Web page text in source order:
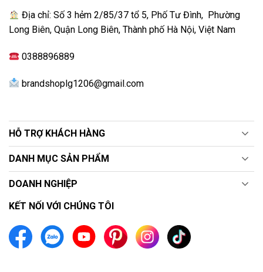
động tối ưu màu sắc, độ sáng và độ tương phản, đảm
chỉ ở chất lượng SDR.
Chế độ AI Picture Wizard sử dụng thuật toán AI để
Địa chỉ: Số 3 hẻm 2/85/37 tổ 5, Phố Tư Đình, Phường
Long Biên, Quận Long Biên, Thành phố Hà Nội, Việt Nam
0388896889
brandshoplg1206@gmail.com
HỖ TRỢ KHÁCH HÀNG
DANH MỤC SẢN PHẨM
DOANH NGHIỆP
KẾT NỐI VỚI CHÚNG TÔI